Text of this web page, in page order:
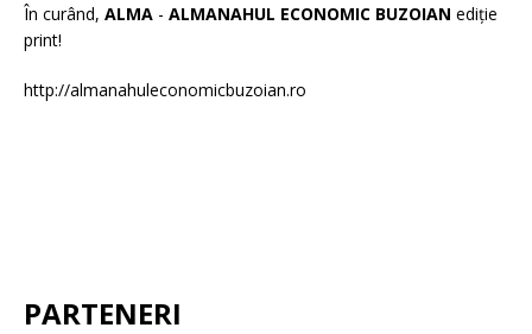
În curând, ALMA - ALMANAHUL ECONOMIC BUZOIAN ediție
print!
http://almanahuleconomicbuzoian.ro
PARTENERI